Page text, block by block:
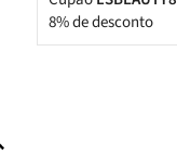
8% de desconto